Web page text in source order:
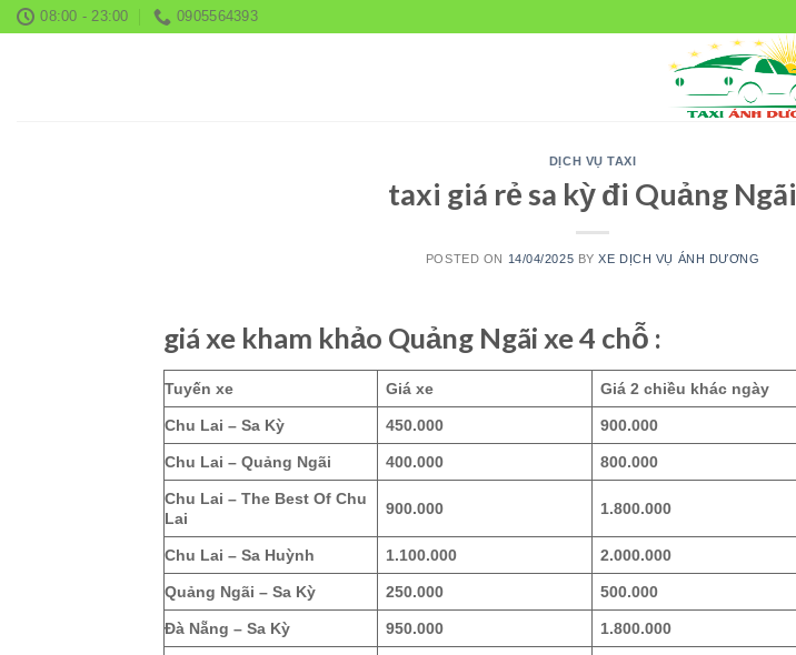
Skip 08:00 - 23:00 0905564393
DỊCH VỤ TAXI
taxi giá rẻ sa kỳ đi Quảng Ngãi
POSTED ON 14/04/2025 BYXE DỊCH VỤ ÁNH DƯƠNG
giá xe kham khảo Quảng Ngãi xe 4 chỗ :
Tuyến xe Giá xe Giá 2 chiều khác ngày
Chu Lai – Sa Kỳ 450.000 900.000
Chu Lai – Quảng Ngãi 400.000 800.000
Chu Lai – The Best Of Chu
Lai
900.000 1.800.000
Chu Lai – Sa Huỳnh 1.100.000 2.000.000
Quảng Ngãi – Sa Kỳ 250.000 500.000
Đà Nẵng – Sa Kỳ 950.000 1.800.000